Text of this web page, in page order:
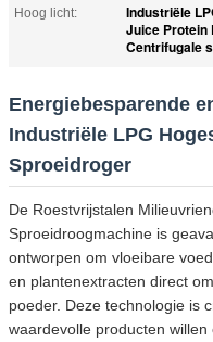
Hoog licht:
Industriële
Juice Protein
Centrifugale
Energiebesparende
Industriële LPG
Sproeidroger
De Roestvrijstalen
Sproeidroogmachine is
ontworpen om vloeibare
en plantenextracten direct
poeder. Deze technologie is
waardevolle producten